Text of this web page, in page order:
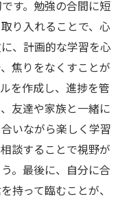
す。勉強の合間に短
り入れることで、心
、計画的な学習を心
焦りをなくすことが
を作成し、進捗を管
友達や家族と一緒に
いながら楽しく学習
談することで視野が
。最後に、自分に合
持って臨むことが、